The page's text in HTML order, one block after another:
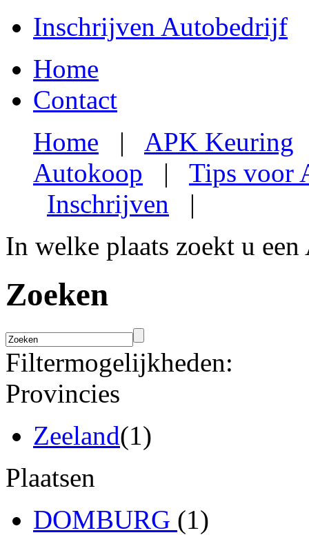
Inschrijven Autobedrijf
Home
Contact
Home | APK Keuring
Autokoop | Tips voor
Inschrijven |
In welke plaats zoekt u
Zoeken
Filtermogelijkheden:
Provincies
Zeeland(1)
Plaatsen
DOMBURG (1)